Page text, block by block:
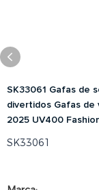
SK33061 Gafas de
divertidos Gafas de
2025 UV400
SK33061